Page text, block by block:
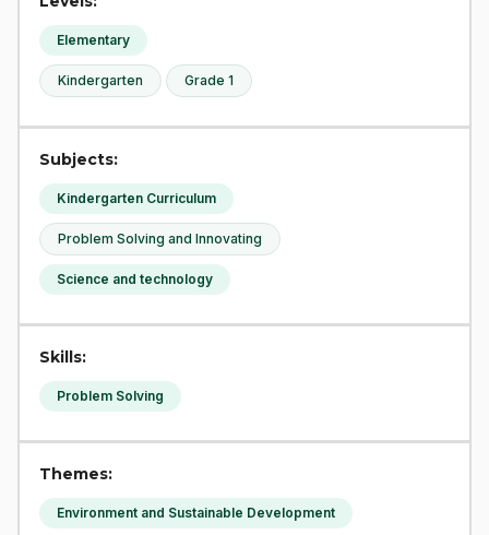
Elementary
Kindergarten Grade 1
Subjects:
Kindergarten Curriculum
Problem Solving and Innovating
Science and technology
Skills:
Problem Solving
Themes:
Environment and Sustainable Development